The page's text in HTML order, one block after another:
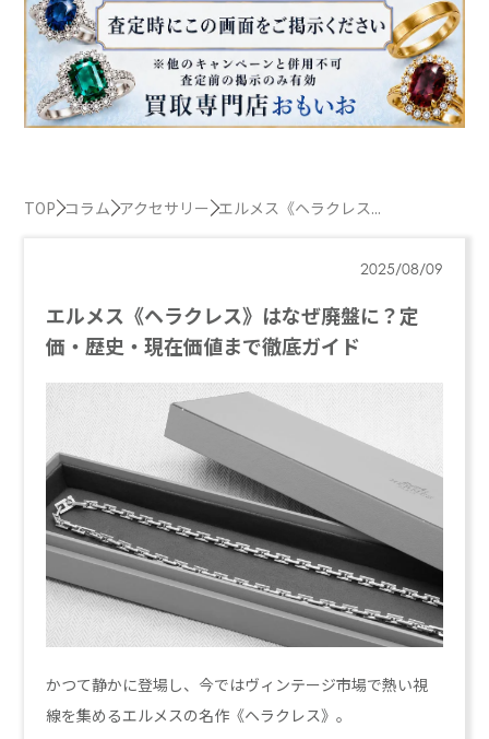
TOP コラム アクセサリー エルメス《ヘラクレス...
2025/08/09
エルメス《ヘラクレス》はなぜ廃盤に？定
価・歴史・現在価値まで徹底ガイド
かつて静かに登場し、今ではヴィンテージ市場で熱い視
線を集めるエルメスの名作《ヘラクレス》。